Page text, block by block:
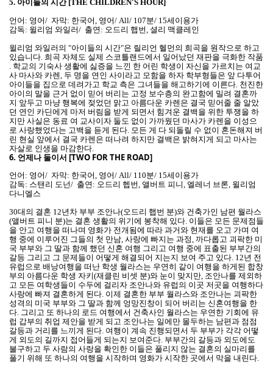
5. 아이들의 시간 [THE CHILDREN'S HOUR]
언어: 영어/ 자막: 한국어, 영어/ All/ 107분/ 15세이용가
감독: 윌리엄 와일러/ 출연: 오드리 햅번, 셜리 맥클레인
윌리엄 와일러의 "아이들의 시간"은 릴리언 헬먼의 희곡을 원작으로 하고
있습니다. 희곡 자체도 실제 스코틀랜드에서 일어났던 재판을 극화한 작품
. 학교의 기숙사 생활에 싫증을 느낀 한 어린 학생이 자신을 가르치는 여교
사 마사와 카렌, 두 명을 연인 사이라고 모함을 하자 학부형들은 앞 다투어
아이들을 집으로 데려가고 학교 측은 그녀들을 해고하기에 이른다. 천진한
아이의 말을 근거 없이 믿어 버리는 고정 보수층의 완고함에 밀려 결혼까
지 앞두고 마냥 행복에 젖었던 맑고 아름다운 카렌은 결국 믿어줄 줄 알았
던 연인 카딘에게 마저 버림을 받게 되면서 힘겨운 결백을 위한 투쟁을 하
지만 사실은 동료 여 교사이자 둘도 없이 가까웠던 마사가 카렌을 이성으
로 사랑했었다는 고백을 듣게 된다. 모든 게 다 되돌릴 수 없이 혼돈해져 버
린 현실 앞에서 결국 카렌은 떠나려 하지만 결백은 밝혀지게 되고 마사는
자살로 인생을 마감한다.
6. 언제나 둘이서 [TWO FOR THE ROAD]
언어: 영어/ 자막: 한국어, 영어/ All/ 110분/ 15세이용가
감독: 스탠리 도넌/ 출연: 오드리 헵번, 앨버트 피니, 엘레너 브론, 윌리엄
다니엘스
30대의 결혼 12년차 부부 조안나(오드리 햅번 분)와 건축가인 남편 월라스
(앨버트 피니 분)는 결혼 생활의 위기에 봉착해 있다. 이들은 모든 문제점들
을 안고 여행을 떠나며 영화가 전개됨에 따라 과거와 현재를 오고 가며 여
행 중에 이루어진 그들의 첫 만남, 사랑에 빠지는 과정, 까다롭고 괴팍한 미
국 부부와 그 딸과 함께 했던 신혼 여행 그리고 여행 중에 표출된 부부간의
갈등 그리고 그 문제들이 어떻게 해결되어 지는지 보여 주고 있다. 12년 전
유럽으로 배낭여행을 떠난 학생 월라스는 우연히 같이 여행을 하게된 합창
부의 아름다운 학생 자키(재클린 비셋 분)와 눈이 맞지만, 조안나를 제외하
고 모든 여학생들이 수두에 걸리자 조안나와 유럽의 이곳 저곳을 여행하다
사랑에 빠져 결혼하게 된다. 이제 결혼한 부부 월라스와 조안나는 괴팍한
성격의 미국 부부와 그 딸과 함께 엉망진창이 되어 버리는 신혼여행을 한
다. 그리고 또 하나의 로드 여행에서 건축사인 월라스는 우연한 기회에 유
럽 갑부의 취업 제안을 받게 되고 조안나는 일에만 몰두하는 남편과 점점
갈등과 거리를 느끼게 된다. 여행이 계속 진행되면서 두 부부가 각각 어떻
게 외도의 길까지 접어들게 되는지 보여준다. 부부간의 갈등과 외도에도
불구하고 두 사람의 사랑을 확인한 이들은 풀리지 않는 결혼의 실마리를
풀기 위해 또 하나의 여행을 시작하며 영화가 시작한 곳에서 막을 내린다.